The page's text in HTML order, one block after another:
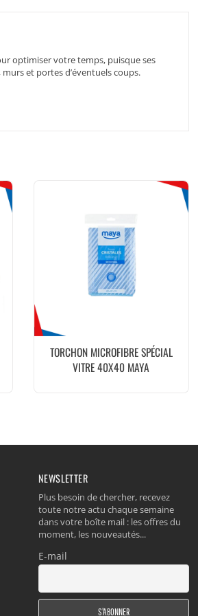
optimiser votre temps, puisque ses
et portes d’éventuels coups.
TORCHON MICROFIBRE SPÉCIAL
VITRE 40X40 MAYA
NEWSLETTER
Plus besoin de chercher, recevez
toute notre actu chaque semaine
dans votre boîte mail : les offres du
moment, les nouveautés...
E-mail